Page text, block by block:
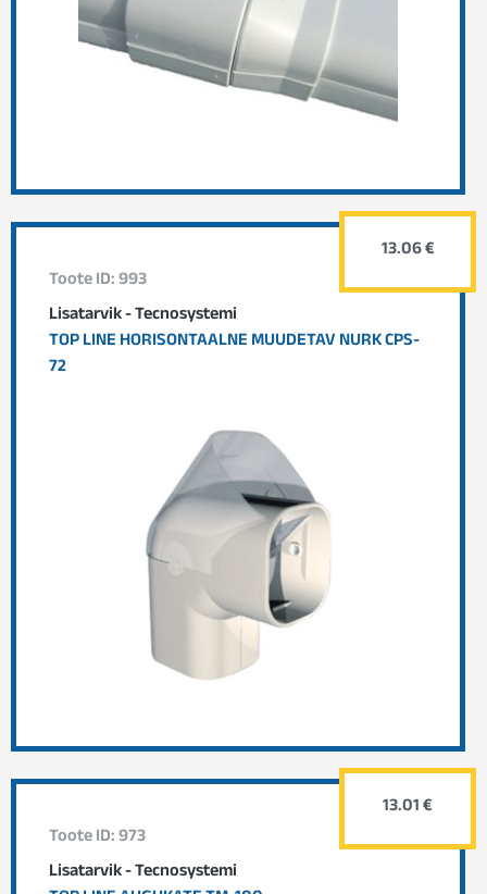
Toote ID: 993
Lisatarvik - Tecnosystemi
TOP LINE HORISONTAALNE MUUDETAV NURK CPS-
72
13.06 €
Toote ID: 973
Lisatarvik - Tecnosystemi
13.01 €